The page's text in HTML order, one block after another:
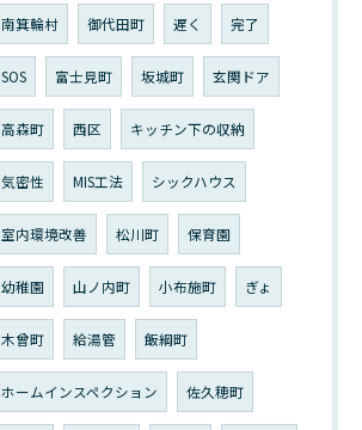
南箕輪村 御代田町 遅く 完了
SOS 富士見町 坂城町 玄関ドア
高森町 西区 キッチン下の収納
気密性 MIS工法 シックハウス
室内環境改善 松川町 保育園
幼稚園 山ノ内町 小布施町 ぎょ
木曾町 給湯管 飯綱町
ホームインスペクション 佐久穂町